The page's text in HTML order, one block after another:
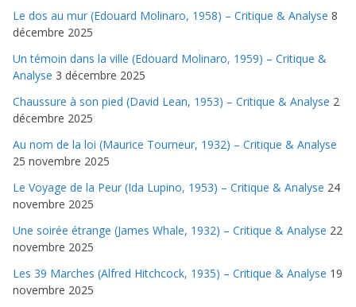
Le dos au mur (Edouard Molinaro, 1958) – Critique & Analyse 8
décembre 2025
Un témoin dans la ville (Edouard Molinaro, 1959) – Critique &
Analyse 3 décembre 2025
Chaussure à son pied (David Lean, 1953) – Critique & Analyse 2
décembre 2025
Au nom de la loi (Maurice Tourneur, 1932) – Critique & Analyse
25 novembre 2025
Le Voyage de la Peur (Ida Lupino, 1953) – Critique & Analyse 24
novembre 2025
Une soirée étrange (James Whale, 1932) – Critique & Analyse 22
novembre 2025
Les 39 Marches (Alfred Hitchcock, 1935) – Critique & Analyse 19
novembre 2025